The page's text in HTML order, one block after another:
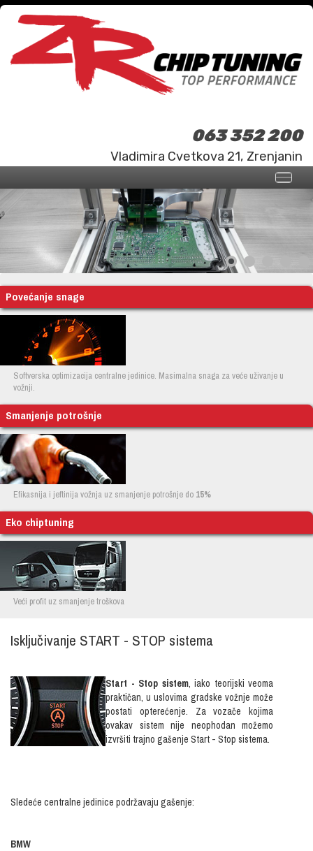
063 352 200
Vladimira Cvetkova 21, Zrenjanin
Povećanje snage
Softverska optimizacija centralne jedinice. Masimalna snaga za veće uživanje u
vožnji.
Smanjenje potrošnje
Efikasnija i jeftinija vožnja uz smanjenje potrošnje do 15%
Eko chiptuning
Veći profit uz smanjenje troškova
Isključivanje START - STOP sistema
Start - Stop sistem, iako teorijski veoma
praktičan, u uslovima gradske vožnje može
postati opterećenje. Za vozače kojima
ovakav sistem nije neophodan možemo
izvršiti trajno gašenje Start - Stop sistema.
Sledeće centralne jedinice podržavaju gašenje:
BMW